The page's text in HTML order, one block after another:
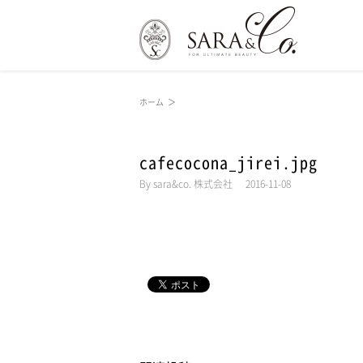
ホーム ＞
cafecocona_jirei.jpg
Bysara&co. 株式会社 2016-11-08